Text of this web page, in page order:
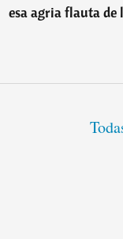
esa agria flauta de